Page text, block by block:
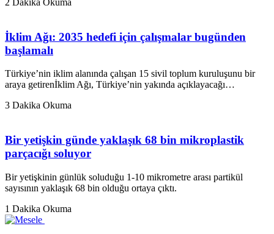
2 Dakika Okuma
İklim Ağı: 2035 hedefi için çalışmalar bugünden
başlamalı
Türkiye’nin iklim alanında çalışan 15 sivil toplum kuruluşunu bir
araya getirenİklim Ağı, Türkiye’nin yakında açıklayacağı…
3 Dakika Okuma
Bir yetişkin günde yaklaşık 68 bin mikroplastik
parçacığı soluyor
Bir yetişkinin günlük soluduğu 1-10 mikrometre arası partikül
sayısının yaklaşık 68 bin olduğu ortaya çıktı.
1 Dakika Okuma